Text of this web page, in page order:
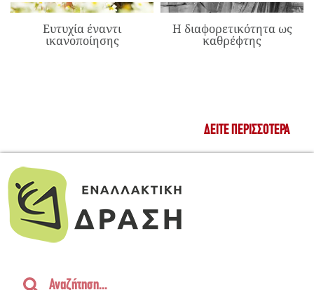
Ευτυχία έναντι
ικανοποίησης
Η διαφορετικότητα ως
καθρέφτης
ΔΕΊΤΕ ΠΕΡΙΣΣΌΤΕΡΑ